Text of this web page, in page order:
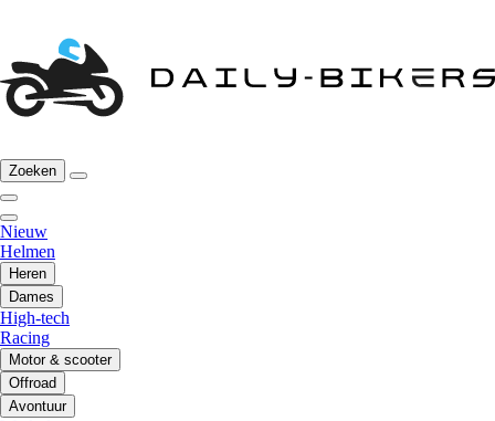
Zoeken
Nieuw
Helmen
Heren
Dames
High-tech
Racing
Motor & scooter
Offroad
Avontuur